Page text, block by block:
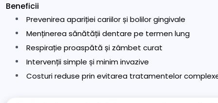
Beneficii
Prevenirea apariției cariilor și bolilor gingivale
Menținerea sănătății dentare pe termen lung
Respirație proaspătă și zâmbet curat
Intervenții simple și minim invazive
Costuri reduse prin evitarea tratamentelor